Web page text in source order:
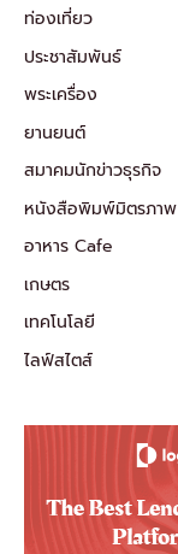
ท่องเที่ยว
ประชาสัมพันธ์
พระเครื่อง
ยานยนต์
สมาคมนักข่าวธุรกิจ
หนังสือพิมพ์มิตรภาพ
อาหาร Cafe
เกษตร
เทคโนโลยี
ไลฟ์สไตส์